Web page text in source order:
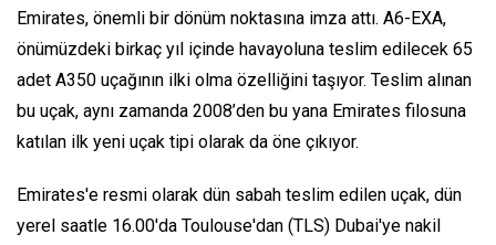
Emirates, önemli bir dönüm noktasına imza attı. A6-EXA,
önümüzdeki birkaç yıl içinde havayoluna teslim edilecek 65
adet A350 uçağının ilki olma özelliğini taşıyor. Teslim alınan
bu uçak, aynı zamanda 2008’den bu yana Emirates filosuna
katılan ilk yeni uçak tipi olarak da öne çıkıyor.
Emirates'e resmi olarak dün sabah teslim edilen uçak, dün
yerel saatle 16.00'da Toulouse'dan (TLS) Dubai'ye nakil